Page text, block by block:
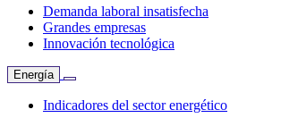
Demanda laboral insatisfecha
Grandes empresas
Innovación tecnológica
Energía
Indicadores del sector energético